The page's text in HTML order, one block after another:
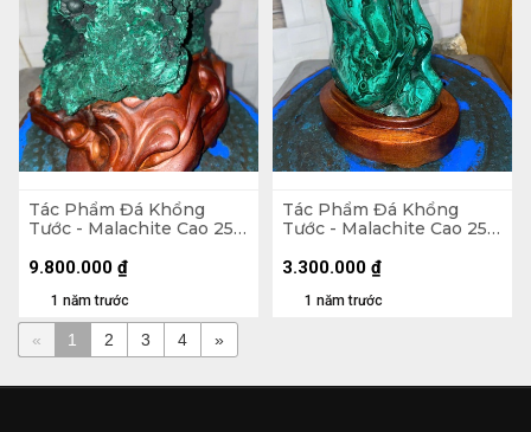
Tác Phẩm Đá Khổng
Tước - Malachite Cao 25
1 năm trước
9.800.000 ₫
Tác Phẩm Đá Khổng
Tước - Malachite Cao 25
1 năm trước
3.300.000 ₫
« 1 2 3 4 »